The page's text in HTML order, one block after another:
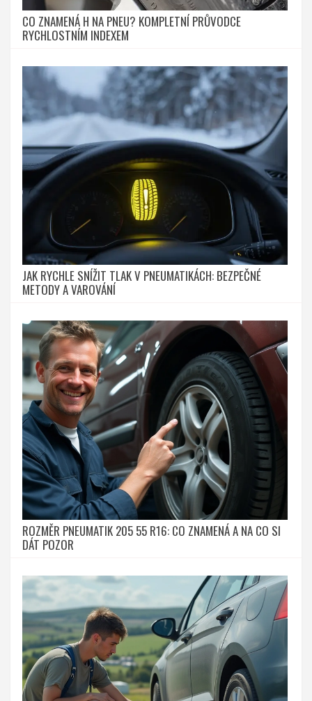
CO ZNAMENÁ H NA PNEU? KOMPLETNÍ PRŮVODCE
RYCHLOSTNÍM INDEXEM
JAK RYCHLE SNÍŽIT TLAK V PNEUMATIKÁCH: BEZPEČNÉ
METODY A VAROVÁNÍ
ROZMĚR PNEUMATIK 205 55 R16: CO ZNAMENÁ A NA CO SI
DÁT POZOR